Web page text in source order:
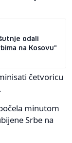
odali
na Kosovu"
četvoricu
minutom
Srbe na